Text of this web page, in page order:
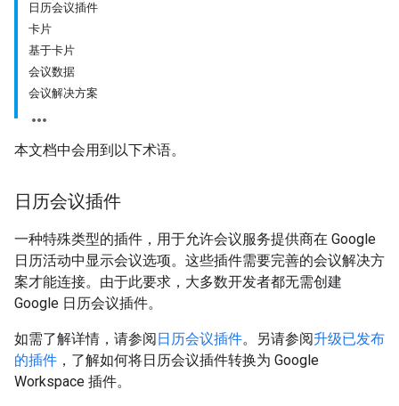
日历会议插件
卡片
基于卡片
会议数据
会议解决方案
本文档中会用到以下术语。
日历会议插件
一种特殊类型的插件，用于允许会议服务提供商在 Google
日历活动中显示会议选项。这些插件需要完善的会议解决方
案才能连接。由于此要求，大多数开发者都无需创建
Google 日历会议插件。
如需了解详情，请参阅日历会议插件。另请参阅升级已发布
的插件 ，了解如何将日历会议插件转换为 Google
Workspace 插件。